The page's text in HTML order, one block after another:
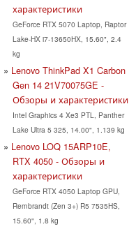
характеристики
GeForce RTX 5070 Laptop, Raptor
Lake-HX i7-13650HX, 15.60", 2.4
kg
Lenovo ThinkPad X1 Carbon
Gen 14 21V70075GE -
Обзоры и характеристики
Intel Graphics 4 Xe3 PTL, Panther
Lake Ultra 5 325, 14.00", 1.139 kg
Lenovo LOQ 15ARP10E,
RTX 4050 - Обзоры и
характеристики
GeForce RTX 4050 Laptop GPU,
Rembrandt (Zen 3+) R5 7535HS,
15.60", 1.8 kg